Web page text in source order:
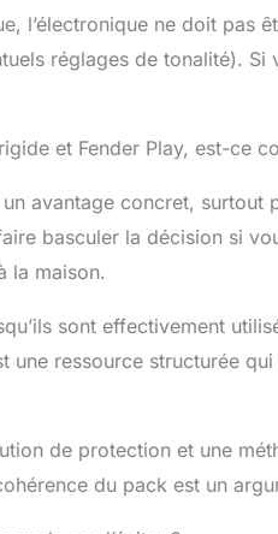
l’électronique ne doit pas
réglages de tonalité).
et Fender Play, est-ce
un avantage concret,
basculer la décision si
la maison.
sont effectivement
une ressource structurée
de protection et une
du pack est un